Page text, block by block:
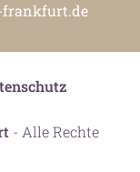
frankfurt.de
- Alle Rechte